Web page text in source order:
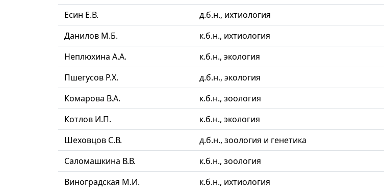
Есин Е.В.
д.б.н., ихтиология
Данилов М.Б.
к.б.н., ихтиология
Неплюхина А.А.
к.б.н., экология
Пшегусов Р.Х.
д.б.н., экология
Комарова В.А.
к.б.н., зоология
Котлов И.П.
к.б.н., экология
Шеховцов С.В.
д.б.н., зоология и генетика
Саломашкина В.В.
к.б.н., зоология
Виноградская М.И.
к.б.н., ихтиология